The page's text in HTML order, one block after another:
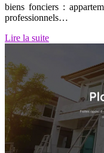
biens fonciers :
professionnels…
Lire la suite